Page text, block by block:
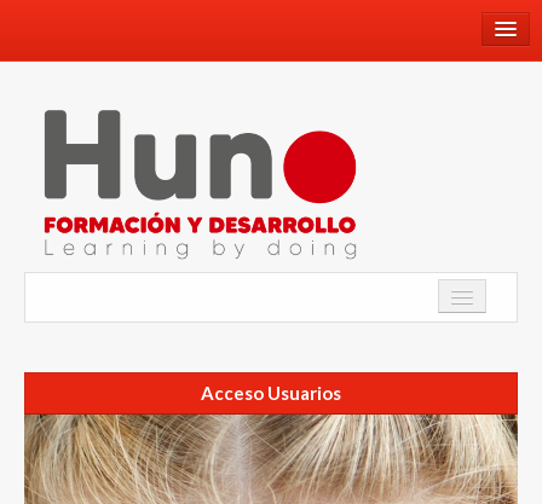
info@hunoformacionydesarrollo.com
Youtube
Academia
Programa de Inmersión Lingüística
Acceso Usuarios